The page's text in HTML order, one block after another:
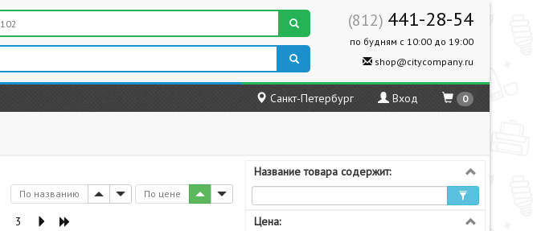
(812) 441-28-54
по будням с 10:00 до 19:00
shop@citycompany.ru
Санкт-Петербург Вход 0
Название товара содержит:
Цена:
По названию По цене
3